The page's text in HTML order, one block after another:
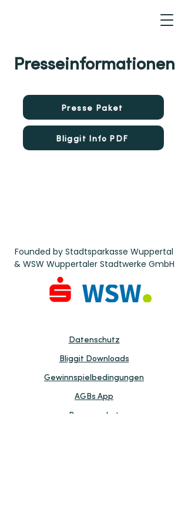
Presseinformationen
Presse Paket
Bliggit Info PDF
Founded by Stadtsparkasse Wuppertal
& WSW Wuppertaler Stadtwerke GmbH
Datenschutz
Bliggit Downloads
Gewinnspielbedingungen
AGBs App
Pressepaket​